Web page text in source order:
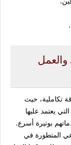
والعمل
تكاملية، حيث
يعتمد عليها
بوتيرة أسرع.
المتطورة في